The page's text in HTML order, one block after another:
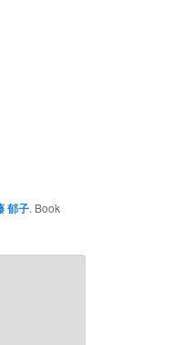
郁子. Book